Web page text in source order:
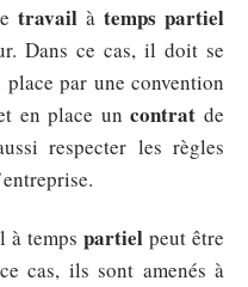
travail àtemps partiel
Dans ce cas, il doit se
par une convention
en place uncontrat de
respecter les règles
à temps partielpeut être
cas, ils sont amenés à